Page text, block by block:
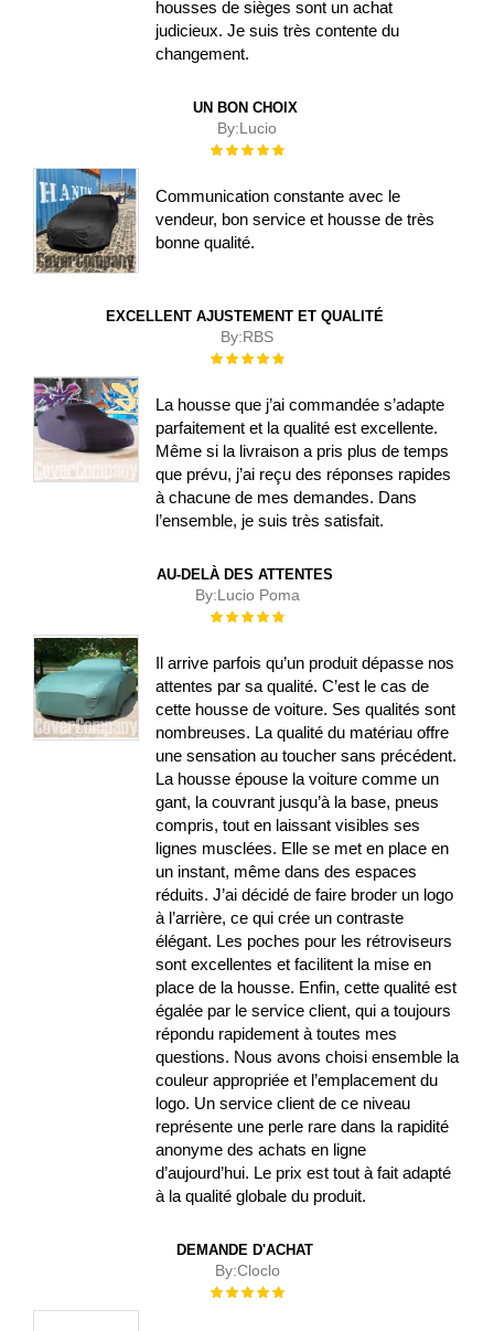
housses de sièges sont un achat
judicieux. Je suis très contente du
changement.
UN BON CHOIX
By:Lucio
Évaluation :
Communication constante avec le
vendeur, bon service et housse de très
bonne qualité.
EXCELLENT AJUSTEMENT ET QUALITÉ
By:RBS
Évaluation :
La housse que j’ai commandée s’adapte
parfaitement et la qualité est excellente.
Même si la livraison a pris plus de temps
que prévu, j’ai reçu des réponses rapides
à chacune de mes demandes. Dans
l’ensemble, je suis très satisfait.
AU-DELÀ DES ATTENTES
By:Lucio Poma
Évaluation :
Il arrive parfois qu’un produit dépasse nos
attentes par sa qualité. C’est le cas de
cette housse de voiture. Ses qualités sont
nombreuses. La qualité du matériau offre
une sensation au toucher sans précédent.
La housse épouse la voiture comme un
gant, la couvrant jusqu’à la base, pneus
compris, tout en laissant visibles ses
lignes musclées. Elle se met en place en
un instant, même dans des espaces
réduits. J’ai décidé de faire broder un logo
à l’arrière, ce qui crée un contraste
élégant. Les poches pour les rétroviseurs
sont excellentes et facilitent la mise en
place de la housse. Enfin, cette qualité est
égalée par le service client, qui a toujours
répondu rapidement à toutes mes
questions. Nous avons choisi ensemble la
couleur appropriée et l’emplacement du
logo. Un service client de ce niveau
représente une perle rare dans la rapidité
anonyme des achats en ligne
d’aujourd’hui. Le prix est tout à fait adapté
à la qualité globale du produit.
DEMANDE D'ACHAT
By:Cloclo
Évaluation :